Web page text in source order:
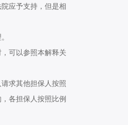
应予支持，但是相
可以参照本解释关
求其他担保人按照
各担保人按照比例